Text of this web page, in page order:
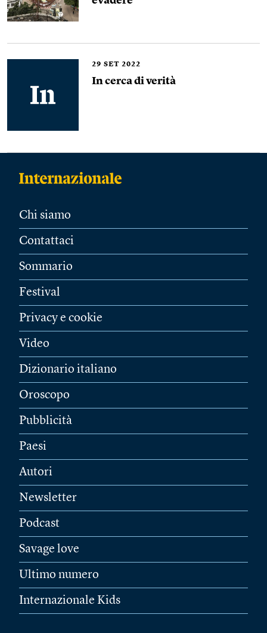
29 SET 2022
In cerca di verità
Chi siamo
Contattaci
Sommario
Festival
Privacy e cookie
Video
Dizionario italiano
Oroscopo
Pubblicità
Paesi
Autori
Newsletter
Podcast
Savage love
Ultimo numero
Internazionale Kids